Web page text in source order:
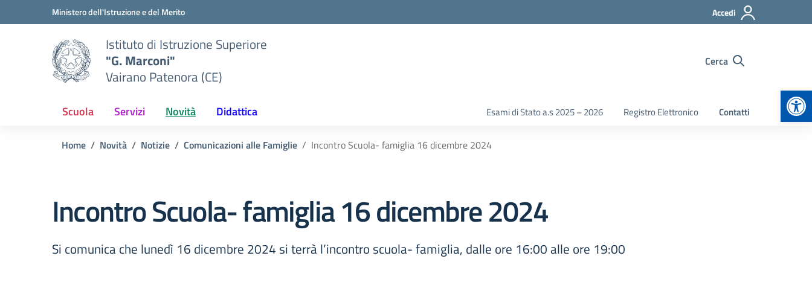
Vai ai contenuti
Vai al menu di navigazioneMinistero dell'Istruzione e del Merito Accedi
Istituto di Istruzione Superiore
"G. Marconi"
Vairano Patenora (CE)
Cerca
Scuola Servizi Novità Didattica Esami di Stato a.s 2025 – 2026 Registro Elettronico Contatti
Home Novità Notizie Comunicazioni alle Famiglie Incontro Scuola- famiglia 16 dicembre 2024
Incontro Scuola- famiglia 16 dicembre 2024
Si comunica che lunedì 16 dicembre 2024 si terrà l’incontro scuola- famiglia, dalle ore 16:00 alle ore 19:00